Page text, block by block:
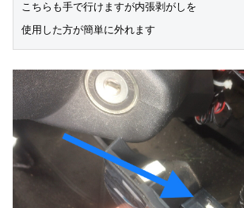
こちらも手で行けますが内張剥がしを
使用した方が簡単に外れます